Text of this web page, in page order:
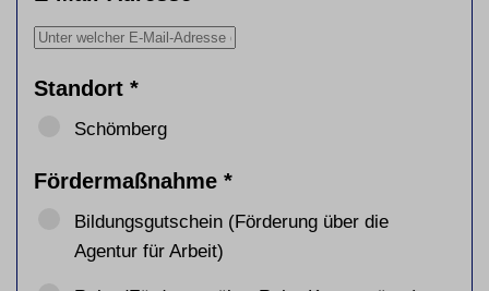
Standort *
Schömberg
Fördermaßnahme *
Bildungsgutschein (Förderung über die
Agentur für Arbeit)